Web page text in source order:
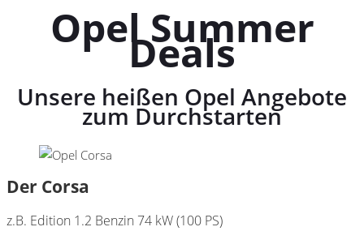
Opel Summer
Deals
Unsere heißen Opel Angebote
zum Durchstarten
Der Corsa
z.B. Edition 1.2 Benzin 74 kW (100 PS)